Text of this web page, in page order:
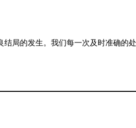
局的发生。我们每一次及时准确的